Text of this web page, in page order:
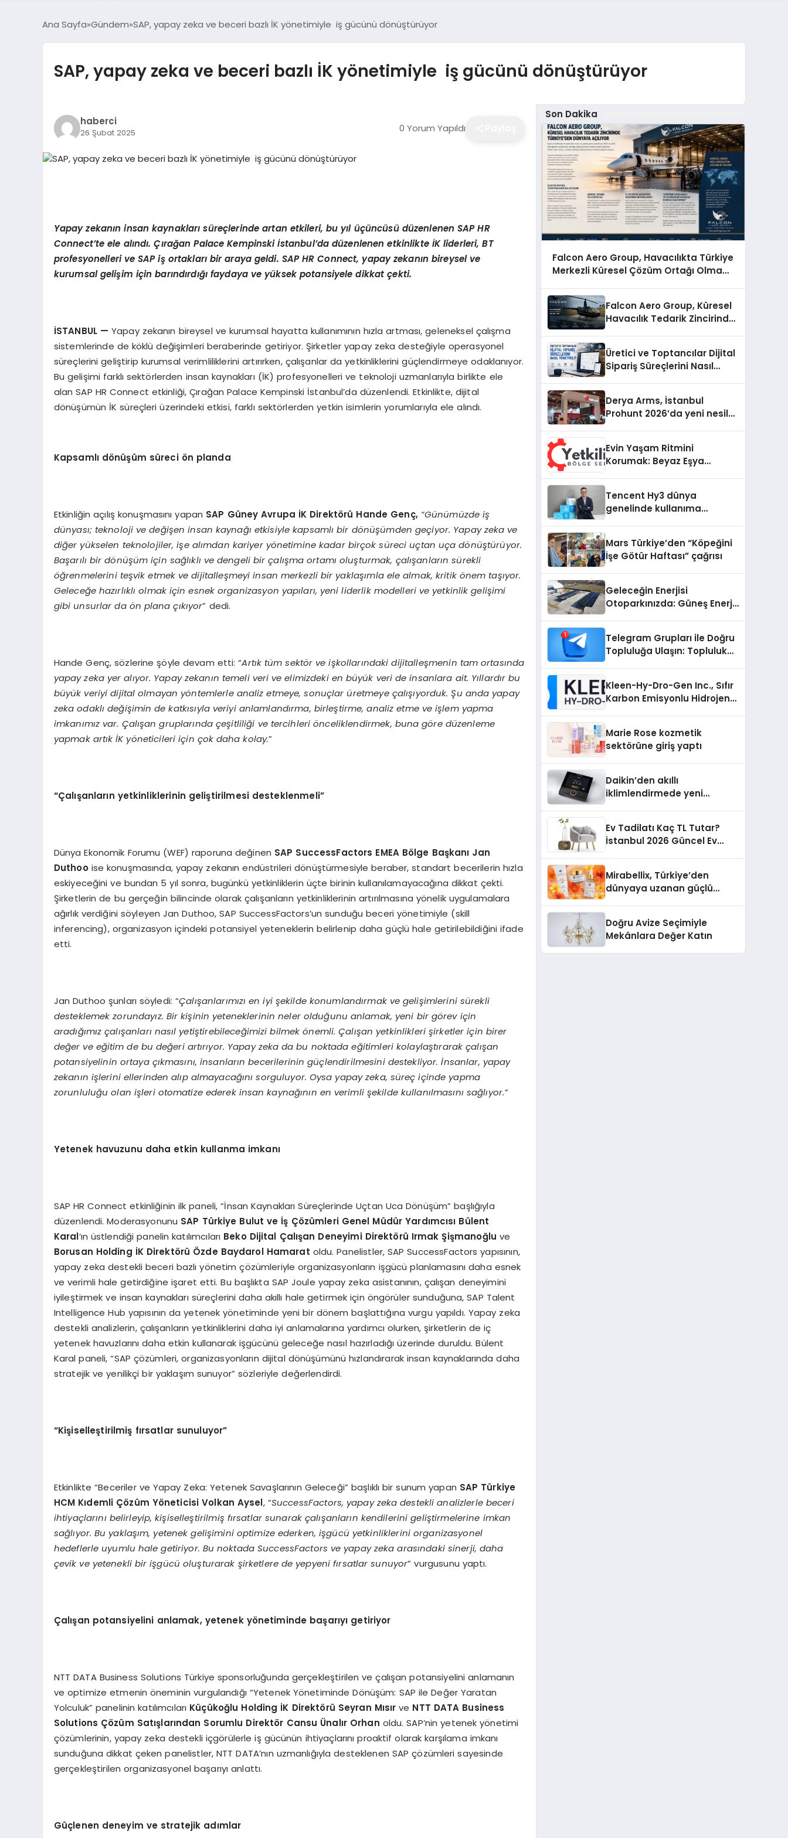
Ana Sayfa Gündem SAP, yapay zeka ve beceri bazlı İK yönetimiyle iş gücünü dönüştürüyor
SAP, yapay zeka ve beceri bazlı İK yönetimiyle iş gücünü dönüştürüyor
haberci
26 Şubat 2025 0 Yorum Yapıldı
Yapay zekanın insan kaynakları süreçlerinde artan etkileri, bu yıl üçüncüsü düzenlenen SAP HR
Connect’te ele alındı. Çırağan Palace Kempinski İstanbul’da düzenlenen etkinlikte İK liderleri, BT
profesyonelleri ve SAP iş ortakları bir araya geldi. SAP HR Connect, yapay zekanın bireysel ve
kurumsal gelişim için barındırdığı faydaya ve yüksek potansiyele dikkat çekti.
İSTANBUL — Yapay zekanın bireysel ve kurumsal hayatta kullanımının hızla artması, geleneksel çalışma
sistemlerinde de köklü değişimleri beraberinde getiriyor. Şirketler yapay zeka desteğiyle operasyonel
süreçlerini geliştirip kurumsal verimliliklerini artırırken, çalışanlar da yetkinliklerini güçlendirmeye odaklanıyor.
Bu gelişimi farklı sektörlerden insan kaynakları (İK) profesyonelleri ve teknoloji uzmanlarıyla birlikte ele
alan SAP HR Connect etkinliği, Çırağan Palace Kempinski İstanbul’da düzenlendi. Etkinlikte, dijital
dönüşümün İK süreçleri üzerindeki etkisi, farklı sektörlerden yetkin isimlerin yorumlarıyla ele alındı.
Kapsamlı dönüşüm süreci ön planda
Etkinliğin açılış konuşmasını yapan SAP Güney Avrupa İK Direktörü Hande Genç, “Günümüzde iş
dünyası; teknoloji ve değişen insan kaynağı etkisiyle kapsamlı bir dönüşümden geçiyor. Yapay zeka ve
diğer yükselen teknolojiler, işe alımdan kariyer yönetimine kadar birçok süreci uçtan uça dönüştürüyor.
Başarılı bir dönüşüm için sağlıklı ve dengeli bir çalışma ortamı oluşturmak, çalışanların sürekli
öğrenmelerini teşvik etmek ve dijitalleşmeyi insan merkezli bir yaklaşımla ele almak, kritik önem taşıyor.
Geleceğe hazırlıklı olmak için esnek organizasyon yapıları, yeni liderlik modelleri ve yetkinlik gelişimi
gibi unsurlar da ön plana çıkıyor” dedi.
Hande Genç, sözlerine şöyle devam etti: “Artık tüm sektör ve işkollarındaki dijitalleşmenin tam ortasında
yapay zeka yer alıyor. Yapay zekanın temeli veri ve elimizdeki en büyük veri de insanlara ait. Yıllardır bu
büyük veriyi dijital olmayan yöntemlerle analiz etmeye, sonuçlar üretmeye çalışıyorduk. Şu anda yapay
zeka odaklı değişimin de katkısıyla veriyi anlamlandırma, birleştirme, analiz etme ve işlem yapma
imkanımız var. Çalışan gruplarında çeşitliliği ve tercihleri önceliklendirmek, buna göre düzenleme
yapmak artık İK yöneticileri için çok daha kolay.”
“Çalışanların yetkinliklerinin geliştirilmesi desteklenmeli”
Dünya Ekonomik Forumu (WEF) raporuna değinen SAP SuccessFactors EMEA Bölge Başkanı Jan
Duthoo ise konuşmasında, yapay zekanın endüstrileri dönüştürmesiyle beraber, standart becerilerin hızla
eskiyeceğini ve bundan 5 yıl sonra, bugünkü yetkinliklerin üçte birinin kullanılamayacağına dikkat çekti.
Şirketlerin de bu gerçeğin bilincinde olarak çalışanların yetkinliklerinin artırılmasına yönelik uygulamalara
ağırlık verdiğini söyleyen Jan Duthoo, SAP SuccessFactors’un sunduğu beceri yönetimiyle (skill
inferencing), organizasyon içindeki potansiyel yeteneklerin belirlenip daha güçlü hale getirilebildiğini ifade
etti.
Jan Duthoo şunları söyledi: “Çalışanlarımızı en iyi şekilde konumlandırmak ve gelişimlerini sürekli
desteklemek zorundayız. Bir kişinin yeteneklerinin neler olduğunu anlamak, yeni bir görev için
aradığımız çalışanları nasıl yetiştirebileceğimizi bilmekönemli. Çalışan yetkinlikleri şirketler için birer
değer ve eğitim de bu değeri artırıyor. Yapay zeka da bu noktada eğitimleri kolaylaştırarak çalışan
potansiyelinin ortaya çıkmasını, insanların becerilerinin güçlendirilmesini destekliyor. İnsanlar, yapay
zekanın işlerini ellerinden alıp almayacağını sorguluyor. Oysa yapay zeka, süreç içinde yapma
zorunluluğu olan işleri otomatize ederek insan kaynağının en verimli şekilde kullanılmasını sağlıyor.”
Yetenek havuzunu daha etkin kullanma imkanı
SAP HR Connect etkinliğinin ilk paneli, “İnsan Kaynakları Süreçlerinde Uçtan Uca Dönüşüm” başlığıyla
düzenlendi. Moderasyonunu SAP Türkiye Bulut ve İş Çözümleri Genel Müdür Yardımcısı Bülent
Karal’ın üstlendiği panelin katılımcıları Beko Dijital Çalışan Deneyimi Direktörü Irmak Şişmanoğlu ve
Borusan Holding İK Direktörü Özde Baydarol Hamarat oldu. Panelistler, SAP SuccessFactors yapısının,
yapay zeka destekli beceri bazlı yönetim çözümleriyle organizasyonların işgücü planlamasını daha esnek
ve verimli hale getirdiğine işaret etti. Bu başlıkta SAP Joule yapay zeka asistanının, çalışan deneyimini
iyileştirmek ve insan kaynakları süreçlerini daha akıllı hale getirmek için öngörüler sunduğuna, SAP Talent
Intelligence Hub yapısının da yetenek yönetiminde yeni bir dönem başlattığına vurgu yapıldı. Yapay zeka
destekli analizlerin, çalışanların yetkinliklerini daha iyi anlamalarına yardımcı olurken, şirketlerin de iç
yetenek havuzlarını daha etkin kullanarak işgücünü geleceğe nasıl hazırladığı üzerinde duruldu. Bülent
Karal paneli, “SAP çözümleri, organizasyonların dijital dönüşümünü hızlandırarak insan kaynaklarında daha
stratejik ve yenilikçi bir yaklaşım sunuyor” sözleriyle değerlendirdi.
“Kişiselleştirilmiş fırsatlar sunuluyor”
Etkinlikte “Beceriler ve Yapay Zeka: Yetenek Savaşlarının Geleceği” başlıklı bir sunum yapan SAP Türkiye
HCM Kıdemli Çözüm Yöneticisi Volkan Aysel, “SuccessFactors, yapay zeka destekli analizlerle beceri
ihtiyaçlarını belirleyip, kişiselleştirilmiş fırsatlar sunarak çalışanların kendilerini geliştirmelerine imkan
sağlıyor. Bu yaklaşım, yetenek gelişimini optimize ederken, işgücü yetkinliklerini organizasyonel
hedeflerle uyumlu hale getiriyor. Bu noktada SuccessFactors ve yapay zeka arasındaki sinerji, daha
çevik ve yetenekli bir işgücü oluşturarak şirketlere de yepyeni fırsatlar sunuyor” vurgusunu yaptı.
Çalışan potansiyelini anlamak, yetenek yönetiminde başarıyı getiriyor
NTT DATA Business Solutions Türkiye sponsorluğunda gerçekleştirilen ve çalışan potansiyelini anlamanın
ve optimize etmenin öneminin vurgulandığı “Yetenek Yönetiminde Dönüşüm: SAP ile Değer Yaratan
Yolculuk” panelinin katılımcıları Küçükoğlu Holding İK Direktörü Seyran Mısırve NTT DATA Business
Solutions Çözüm Satışlarından Sorumlu Direktör Cansu Ünalır Orhan oldu. SAP’nin yetenek yönetimi
çözümlerinin, yapay zeka destekli içgörülerle iş gücünün ihtiyaçlarını proaktif olarak karşılama imkanı
sunduğuna dikkat çeken panelistler, NTT DATA’nın uzmanlığıyla desteklenen SAP çözümleri sayesinde
gerçekleştirilen organizasyonel başarıyı anlattı.
Güçlenen deneyim ve stratejik adımlar
Son Dakika
Falcon Aero Group, Havacılıkta Türkiye
Merkezli Küresel Çözüm Ortağı Olma
Falcon Aero Group, Küresel
Havacılık Tedarik Zincirinde
Üretici ve Toptancılar Dijital
Sipariş Süreçlerini Nasıl
Derya Arms, İstanbul
Prohunt 2026’da yeni nesil
Evin Yaşam Ritmini
Korumak: Beyaz Eşya
Tencent Hy3 dünya
genelinde kullanıma
Mars Türkiye’den “Köpeğini
İşe Götür Haftası” çağrısı
Geleceğin Enerjisi
Otoparkınızda: Güneş Enerjili
Telegram Grupları ile Doğru
Topluluğa Ulaşın: Topluluk
Kleen-Hy-Dro-Gen Inc., Sıfır
Karbon Emisyonlu Hidrojen
Aldı
Marie Rose kozmetik
sektörüne giriş yaptı
Daikin’den akıllı
iklimlendirmede yeni
Ev Tadilatı Kaç TL Tutar?
İstanbul 2026 Güncel Ev
Mirabellix, Türkiye’den
dünyaya uzanan güçlü
Doğru Avize Seçimiyle
Mekânlara Değer Katın